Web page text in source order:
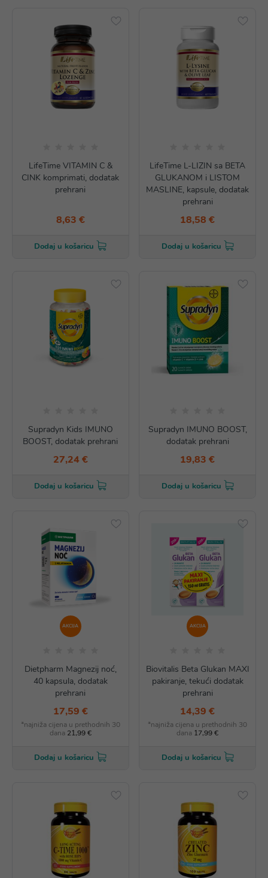
LifeTime VITAMIN C &
CINK komprimati, dodatak
prehrani
8,63 €
Dodaj u košaricu
LifeTime L-LIZIN sa BETA
GLUKANOM i LISTOM
MASLINE, kapsule, dodatak
prehrani
18,58 €
Dodaj u košaricu
Supradyn Kids IMUNO
BOOST, dodatak prehrani
27,24 €
Dodaj u košaricu
Supradyn IMUNO BOOST,
dodatak prehrani
19,83 €
Dodaj u košaricu
AKCIJA
Dietpharm Magnezij noć,
40 kapsula, dodatak
prehrani
17,59 €
*najniža cijena u prethodnih 30
dana 21,99 €
Dodaj u košaricu
AKCIJA
Biovitalis Beta Glukan MAXI
pakiranje, tekući dodatak
prehrani
14,39 €
*najniža cijena u prethodnih 30
dana 17,99 €
Dodaj u košaricu